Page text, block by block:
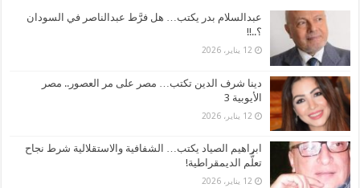
عبدالسلام بدر يكتب… هل فرَّط عبدالناصر في السودان
؟..!!
12 يناير، 2026
دينا شرف الدين تكتب… مصر على مر العصور.. مصر
الأيوبية 3
12 يناير، 2026
ابراهيم الصياد يكتب… الشفافية والاستقلالية شرط نجاح
تعلُّم الديمقراطية!
12 يناير، 2026